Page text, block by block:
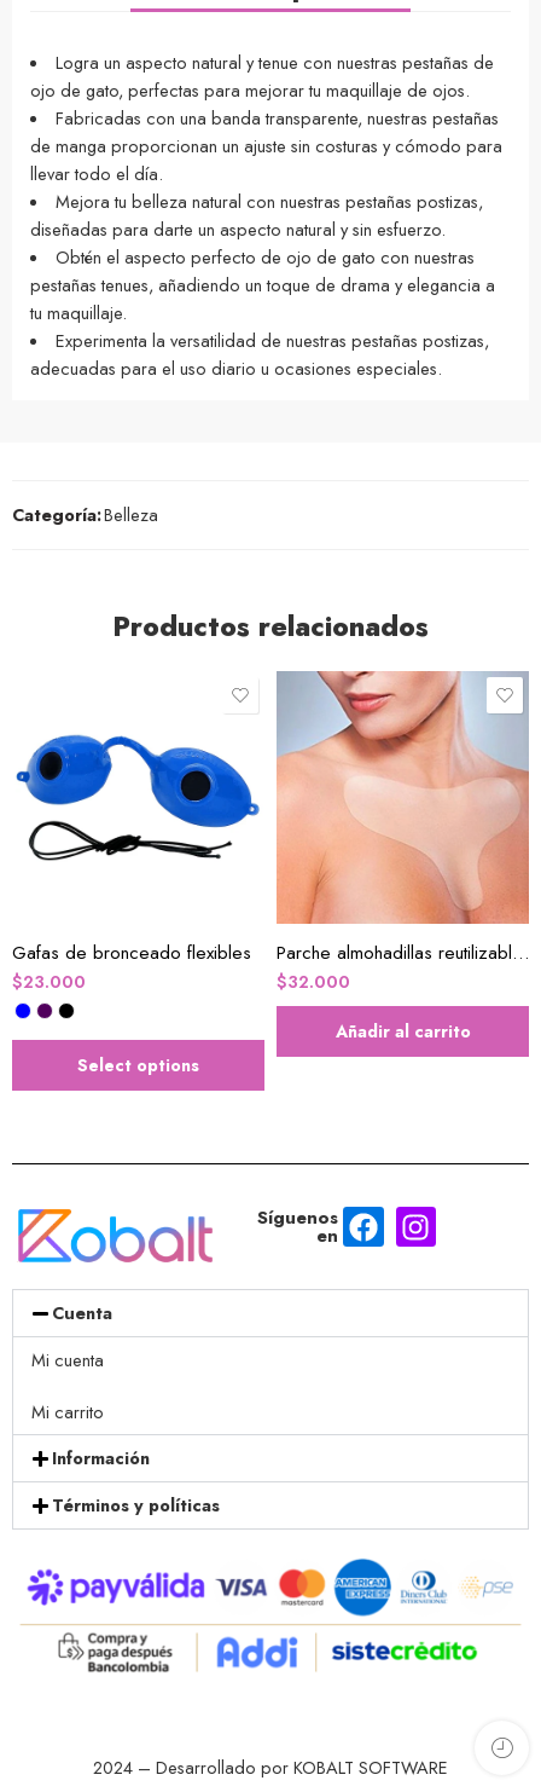
Logra un aspecto natural y tenue con nuestras pestañas de
ojo de gato, perfectas para mejorar tu maquillaje de ojos.
Fabricadas con una banda transparente, nuestras pestañas
de manga proporcionan un ajuste sin costuras y cómodo para
llevar todo el día.
Mejora tu belleza natural con nuestras pestañas postizas,
diseñadas para darte un aspecto natural y sin esfuerzo.
Obtén el aspecto perfecto de ojo de gato con nuestras
pestañas tenues, añadiendo un toque de drama y elegancia a
tu maquillaje.
Experimenta la versatilidad de nuestras pestañas postizas,
adecuadas para el uso diario u ocasiones especiales.
Categoría:Belleza
Productos relacionados
Gafas de bronceado flexibles
$23.000
Select options
Parche almohadillas reutilizables para el pecho, antiarrugas de silicona , antienvejecimiento de la piel
$32.000
Añadir al carrito
Síguenos
en
Cuenta
Mi cuenta
Mi carrito
Información
Términos y políticas
2024 – Desarrollado por KOBALT SOFTWARE